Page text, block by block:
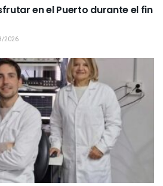
en el Puerto durante el fin
2026